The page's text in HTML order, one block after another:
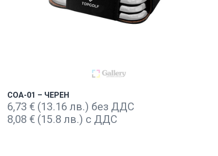
COA-01 – ЧЕРЕН
6,73 € (13.16 лв.) без ДДС
8,08 € (15.8 лв.) с ДДС